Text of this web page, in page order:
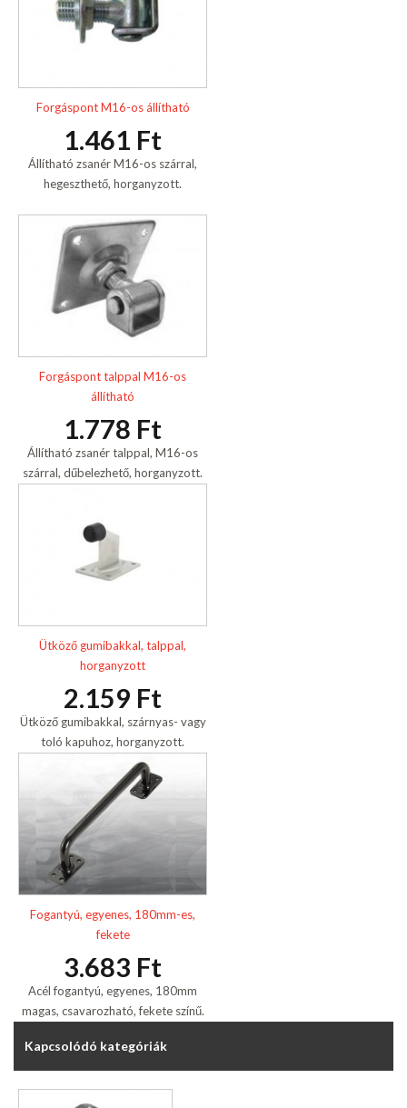
Forgáspont M16-os állítható
1.461 Ft
Állítható zsanér M16-os szárral,
hegeszthető, horganyzott.
Forgáspont talppal M16-os
állítható
1.778 Ft
Állítható zsanér talppal, M16-os
szárral, dűbelezhető, horganyzott.
Ütköző gumibakkal, talppal,
horganyzott
2.159 Ft
Ütköző gumibakkal, szárnyas- vagy
toló kapuhoz, horganyzott.
Fogantyú, egyenes, 180mm-es,
fekete
3.683 Ft
Acél fogantyú, egyenes, 180mm
magas, csavarozható, fekete színű.
Kapcsolódó kategóriák